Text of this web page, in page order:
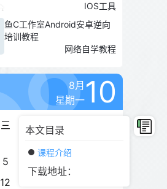
本文目录
课程介绍
下载地址：
IOS工具
鱼C工作室Android安卓逆向
培训教程
网络自学教程
8月
星期一10
三 四 五
5
12